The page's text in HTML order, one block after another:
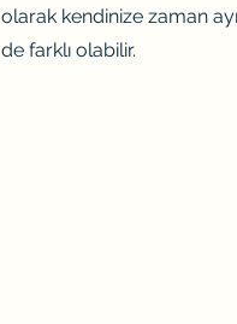
olarak kendinize zaman
de farklı olabilir.